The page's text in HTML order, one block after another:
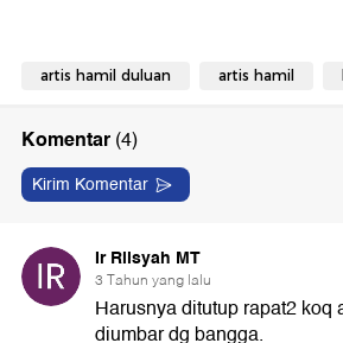
artis hamil duluan artis hamil